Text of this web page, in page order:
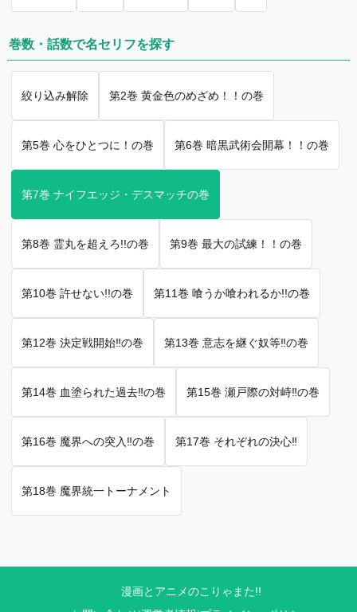
巻数・話数で名セリフを探す
絞り込み解除 第2巻 黄金色のめざめ！！の巻
第5巻 心をひとつに！の巻 第6巻 暗黒武術会開幕！！の巻
第7巻 ナイフエッジ・デスマッチの巻
第8巻 霊丸を超えろ!!の巻 第9巻 最大の試練！！の巻
第10巻 許せない!!の巻 第11巻 喰うか喰われるか!!の巻
第12巻 決定戦開始‼︎の巻 第13巻 意志を継ぐ奴等‼︎の巻
第14巻 血塗られた過去‼︎の巻 第15巻 瀬戸際の対峙‼︎の巻
第16巻 魔界への突入‼︎の巻 第17巻 それぞれの決心‼︎
第18巻 魔界統一トーナメント
漫画とアニメのこりゃまた!!